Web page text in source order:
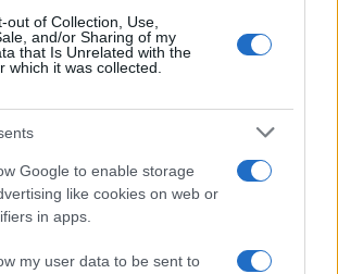
out of Collection, Use,
and/or Sharing of my
that Is Unrelated with the
which it was collected.
Google to enable storage
like cookies on web or
in apps.
my user data to be sent to